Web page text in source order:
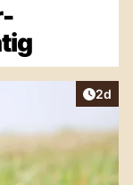
2d